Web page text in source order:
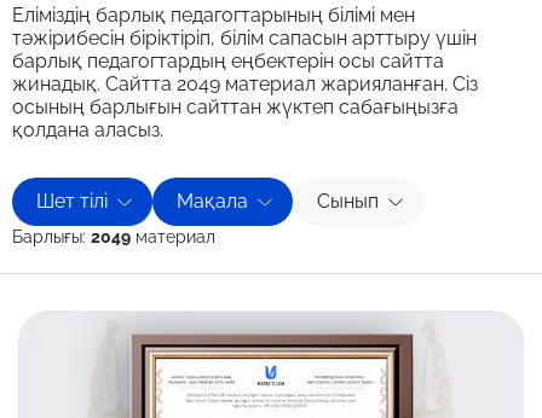
Еліміздің барлық педагогтарының білімі мен
тәжірибесін біріктіріп, білім сапасын арттыру үшін
барлық педагогтардың еңбектерін осы сайтта
жинадық. Сайтта 2049 материал жарияланған. Сіз
осының барлығын сайттан жүктеп сабағыңызға
қолдана аласыз.
Шет тілі Мақала Сынып
Барлығы: 2049 материал